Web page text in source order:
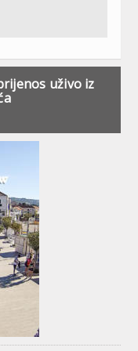
uživo iz